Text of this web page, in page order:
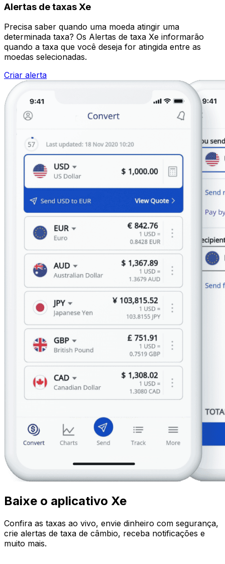
Alertas de taxas Xe
Precisa saber quando uma moeda atingir uma
determinada taxa? Os Alertas de taxa Xe informarão
quando a taxa que você deseja for atingida entre as
moedas selecionadas.
Criar alerta
Baixe o aplicativo Xe
Confira as taxas ao vivo, envie dinheiro com segurança,
crie alertas de taxa de câmbio, receba notificações e
muito mais.